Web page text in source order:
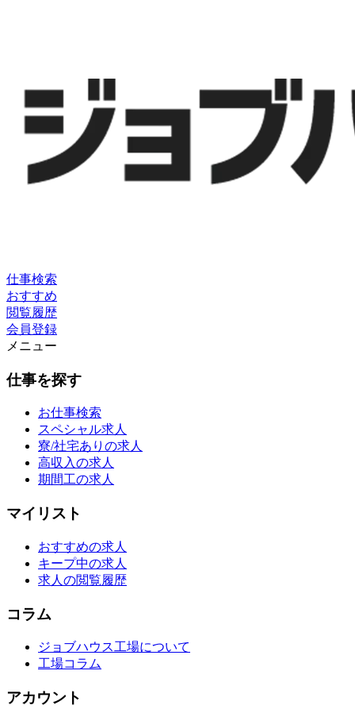
仕事検索
おすすめ
閲覧履歴
会員登録
メニュー
仕事を探す
お仕事検索
スペシャル求人
寮/社宅ありの求人
高収入の求人
期間工の求人
マイリスト
おすすめの求人
キープ中の求人
求人の閲覧履歴
コラム
ジョブハウス工場について
工場コラム
アカウント